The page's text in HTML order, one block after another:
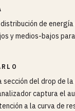
de
y medios-bajos
sección del drop de la
captura el
a la curva de